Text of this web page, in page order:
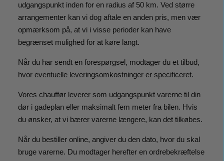
udgangspunkt inden for en radius af 50 km. Ved større
arrangementer kan vi dog aftale en anden pris, men vær
opmærksom på, at vi i visse perioder kan have
begrænset mulighed for at køre langt.
Når du har sendt en forespørgsel, modtager du et tilbud,
hvor eventuelle leveringsomkostninger er specificeret.
Vores chauffør leverer som udgangspunkt varerne til din
dør i gadeplan eller maksimalt fem meter fra bilen. Hvis
du ønsker, at vi bærer varerne længere, kan det tilkøbes.
Når du bestiller online, angiver du den dato, hvor du skal
bruge varerne. Du modtager herefter en ordrebekræftelse